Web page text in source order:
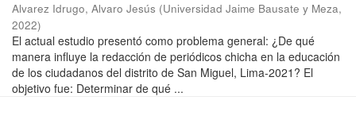
Alvarez Idrugo, Alvaro Jesús (Universidad Jaime Bausate y Meza,
2022)
El actual estudio presentó como problema general: ¿De qué
manera influye la redacción de periódicos chicha en la educación
de los ciudadanos del distrito de San Miguel, Lima-2021? El
objetivo fue: Determinar de qué ...